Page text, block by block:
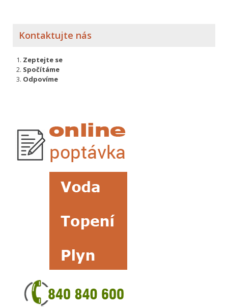
Kontaktujte nás
Zeptejte se
Spočítáme
Odpovíme